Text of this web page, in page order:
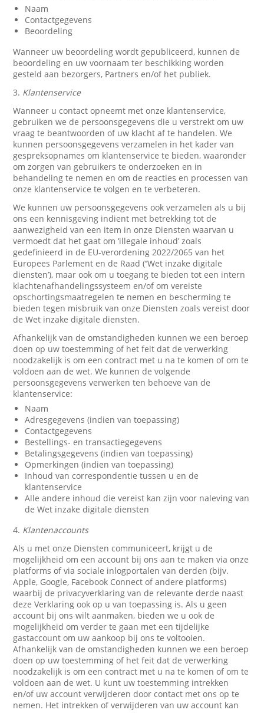
Naam
Contactgegevens
Beoordeling
Wanneer uw beoordeling wordt gepubliceerd, kunnen de
beoordeling en uw voornaam ter beschikking worden
gesteld aan bezorgers, Partners en/of het publiek.
3. Klantenservice
Wanneer u contact opneemt met onze klantenservice,
gebruiken we de persoonsgegevens die u verstrekt om uw
vraag te beantwoorden of uw klacht af te handelen. We
kunnen persoonsgegevens verzamelen in het kader van
gespreksopnames om klantenservice te bieden, waaronder
om zorgen van gebruikers te onderzoeken en in
behandeling te nemen en om de reacties en processen van
onze klantenservice te volgen en te verbeteren.
We kunnen uw persoonsgegevens ook verzamelen als u bij
ons een kennisgeving indient met betrekking tot de
aanwezigheid van een item in onze Diensten waarvan u
vermoedt dat het gaat om ‘illegale inhoud’ zoals
gedefinieerd in de EU-verordening 2022/2065 van het
Europees Parlement en de Raad (‘’Wet inzake digitale
diensten’), maar ook om u toegang te bieden tot een intern
klachtenafhandelingssysteem en/of om vereiste
opschortingsmaatregelen te nemen en bescherming te
bieden tegen misbruik van onze Diensten zoals vereist door
de Wet inzake digitale diensten.
Afhankelijk van de omstandigheden kunnen we een beroep
doen op uw toestemming of het feit dat de verwerking
noodzakelijk is om een contract met u na te komen of om te
voldoen aan de wet. We kunnen de volgende
persoonsgegevens verwerken ten behoeve van de
klantenservice:
Naam
Adresgegevens (indien van toepassing)
Contactgegevens
Bestellings- en transactiegegevens
Betalingsgegevens (indien van toepassing)
Opmerkingen (indien van toepassing)
Inhoud van correspondentie tussen u en de
klantenservice
Alle andere inhoud die vereist kan zijn voor naleving van
de Wet inzake digitale diensten
4. Klantenaccounts
Als u met onze Diensten communiceert, krijgt u de
mogelijkheid om een account bij ons aan te maken via onze
platforms of via sociale inlogportalen van derden (bijv.
Apple, Google, Facebook Connect of andere platforms)
waarbij de privacyverklaring van de relevante derde naast
deze Verklaring ook op u van toepassing is. Als u geen
account bij ons wilt aanmaken, bieden we u ook de
mogelijkheid om verder te gaan met een tijdelijke
gastaccount om uw aankoop bij ons te voltooien.
Afhankelijk van de omstandigheden kunnen we een beroep
doen op uw toestemming of het feit dat de verwerking
noodzakelijk is om een contract met u na te komen of om te
voldoen aan de wet. U kunt uw toestemming intrekken
en/of uw account verwijderen door contact met ons op te
nemen. Het intrekken of verwijderen van uw account kan